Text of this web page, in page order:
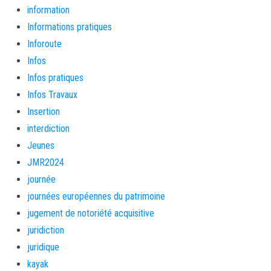
information
Informations pratiques
Inforoute
Infos
Infos pratiques
Infos Travaux
Insertion
interdiction
Jeunes
JMR2024
journée
journées européennes du patrimoine
jugement de notoriété acquisitive
juridiction
juridique
kayak